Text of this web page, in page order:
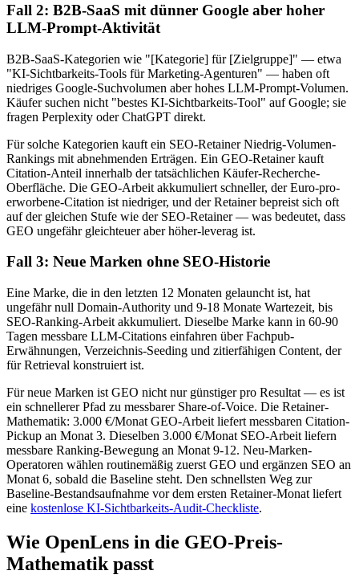
Fall 2: B2B-SaaS mit dünner Google aber hoher
LLM-Prompt-Aktivität
B2B-SaaS-Kategorien wie "[Kategorie] für [Zielgruppe]" — etwa
"KI-Sichtbarkeits-Tools für Marketing-Agenturen" — haben oft
niedriges Google-Suchvolumen aber hohes LLM-Prompt-Volumen.
Käufer suchen nicht "bestes KI-Sichtbarkeits-Tool" auf Google; sie
fragen Perplexity oder ChatGPT direkt.
Für solche Kategorien kauft ein SEO-Retainer Niedrig-Volumen-
Rankings mit abnehmenden Erträgen. Ein GEO-Retainer kauft
Citation-Anteil innerhalb der tatsächlichen Käufer-Recherche-
Oberfläche. Die GEO-Arbeit akkumuliert schneller, der Euro-pro-
erworbene-Citation ist niedriger, und der Retainer bepreist sich oft
auf der gleichen Stufe wie der SEO-Retainer — was bedeutet, dass
GEO ungefähr gleichteuer aber höher-leverag ist.
Fall 3: Neue Marken ohne SEO-Historie
Eine Marke, die in den letzten 12 Monaten gelauncht ist, hat
ungefähr null Domain-Authority und 9-18 Monate Wartezeit, bis
SEO-Ranking-Arbeit akkumuliert. Dieselbe Marke kann in 60-90
Tagen messbare LLM-Citations einfahren über Fachpub-
Erwähnungen, Verzeichnis-Seeding und zitierfähigen Content, der
für Retrieval konstruiert ist.
Für neue Marken ist GEO nicht nur günstiger pro Resultat — es ist
ein schnellerer Pfad zu messbarer Share-of-Voice. Die Retainer-
Mathematik: 3.000 €/Monat GEO-Arbeit liefert messbaren Citation-
Pickup an Monat 3. Dieselben 3.000 €/Monat SEO-Arbeit liefern
messbare Ranking-Bewegung an Monat 9-12. Neu-Marken-
Operatoren wählen routinemäßig zuerst GEO und ergänzen SEO an
Monat 6, sobald die Baseline steht. Den schnellsten Weg zur
Baseline-Bestandsaufnahme vor dem ersten Retainer-Monat liefert
eine kostenlose KI-Sichtbarkeits-Audit-Checkliste.
Wie OpenLens in die GEO-Preis-
Mathematik passt